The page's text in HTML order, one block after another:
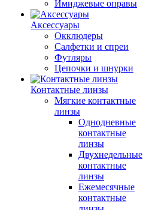
Имиджевые оправы
Аксессуары
Окклюдеры
Салфетки и спреи
Футляры
Цепочки и шнурки
Контактные линзы
Мягкие контактные
линзы
Однодневные
контактные
линзы
Двухнедельные
контактные
линзы
Ежемесячные
контактные